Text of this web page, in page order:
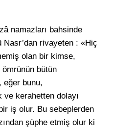
namazları bahsinde
Nasr’dan rivayeten : «Hiç
olan bir kimse,
ömrünün bütün
eğer bunu,
ve kerahetten dolayı
iş olur. Bu sebeplerden
şüphe etmiş olur ki